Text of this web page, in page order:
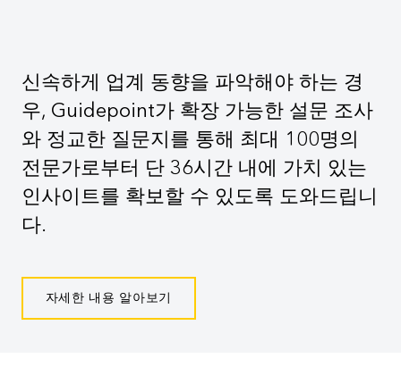
신속하게 업계 동향을 파악해야 하는 경
우, Guidepoint가 확장 가능한 설문 조사
와 정교한 질문지를 통해 최대 100명의
전문가로부터 단 36시간 내에 가치 있는
인사이트를 확보할 수 있도록 도와드립니
다.
자세한 내용 알아보기